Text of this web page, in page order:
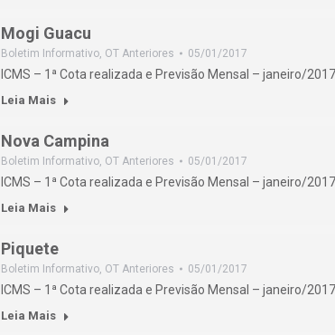
Mogi Guacu
Boletim Informativo, OT Anteriores 05/01/2017
ICMS – 1ª Cota realizada e Previsão Mensal – janeiro/2017.
Leia Mais
Nova Campina
Boletim Informativo, OT Anteriores 05/01/2017
ICMS – 1ª Cota realizada e Previsão Mensal – janeiro/2017.
Leia Mais
Piquete
Boletim Informativo, OT Anteriores 05/01/2017
ICMS – 1ª Cota realizada e Previsão Mensal – janeiro/2017.
Leia Mais